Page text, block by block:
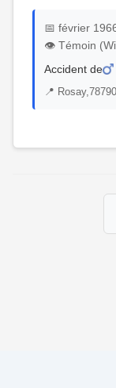
📅 février
👁️ Témoin
Accident de
📍